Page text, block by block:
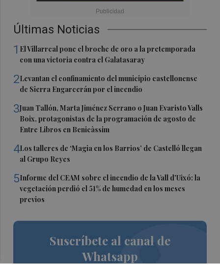
Últimas Noticias
1 El Villarreal pone el broche de oro a la pretemporada
con una victoria contra el Galatasaray
2Levantan el confinamiento del municipio castellonense
de Sierra Engarcerán por el incendio
3Juan Tallón, Marta Jiménez Serrano o Juan Evaristo Valls
Boix, protagonistas de la programación de agosto de
Entre Libros en Benicàssim
4Los talleres de ‘Magia en los Barrios’ de Castelló llegan
al Grupo Reyes
5Informe del CEAM sobre el incendio de la Vall d'Uixó: la
vegetación perdió el 51% de humedad en los meses
previos
Suscríbete al canal de
Whatsapp